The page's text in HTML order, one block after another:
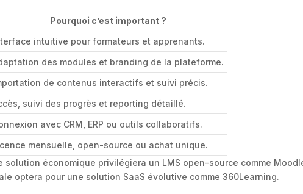
Pourquoi c’est important ?
intuitive pour formateurs et apprenants.
des modules et branding de la plateforme.
de contenus interactifs et suivi précis.
suivi des progrès et reporting détaillé.
avec CRM, ERP ou outils collaboratifs.
mensuelle, open-source ou achat unique.
solution économique privilégiera un LMS open-source comme
optera pour une solution SaaS évolutive comme 360Learning.